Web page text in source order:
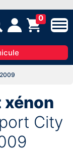
0
xénon
City